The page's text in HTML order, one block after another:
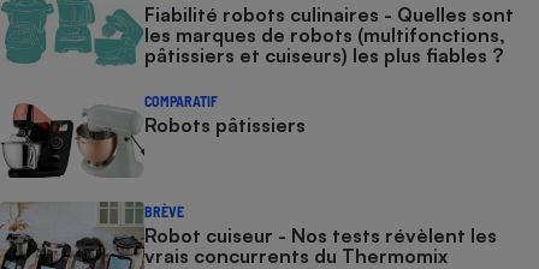
Fiabilité robots culinaires - Quelles sont
les marques de robots (multifonctions,
pâtissiers et cuiseurs) les plus fiables ?
COMPARATIF
Robots pâtissiers
BRÈVE
Robot cuiseur - Nos tests révèlent les
vrais concurrents du Thermomix